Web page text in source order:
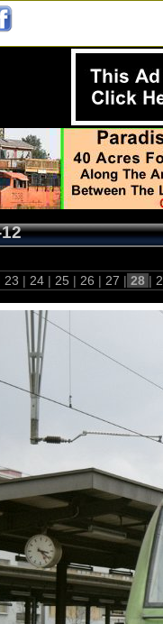
23 | 24 | 25 | 26 | 27 | 28 |